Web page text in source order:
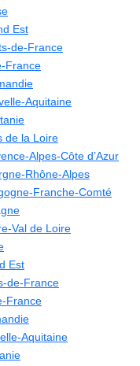
Est
de-France
France
Aquitaine
de la Loire
Alpes-Côte d’Azur
Rhône-Alpes
Franche-Comté
Val de Loire
Est
de-France
France
Aquitaine